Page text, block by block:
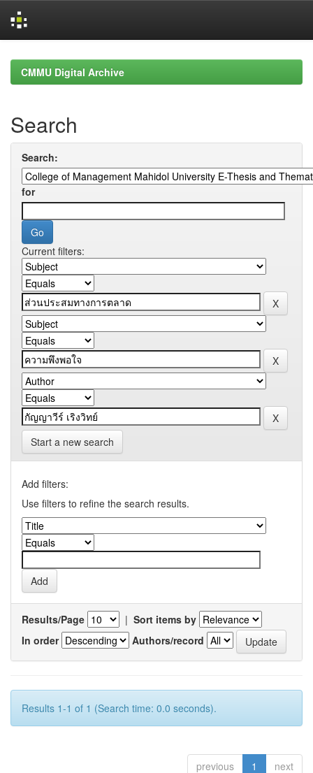
navigationCMMU Digital Archive
Search
Search:
for
Current filters:
Start a new search
Add filters:
Use filters to refine the search results.
Results/Page | Sort items by
In order
Authors/record
Results 1-1 of 1 (Search time: 0.0 seconds).
previous 1 next